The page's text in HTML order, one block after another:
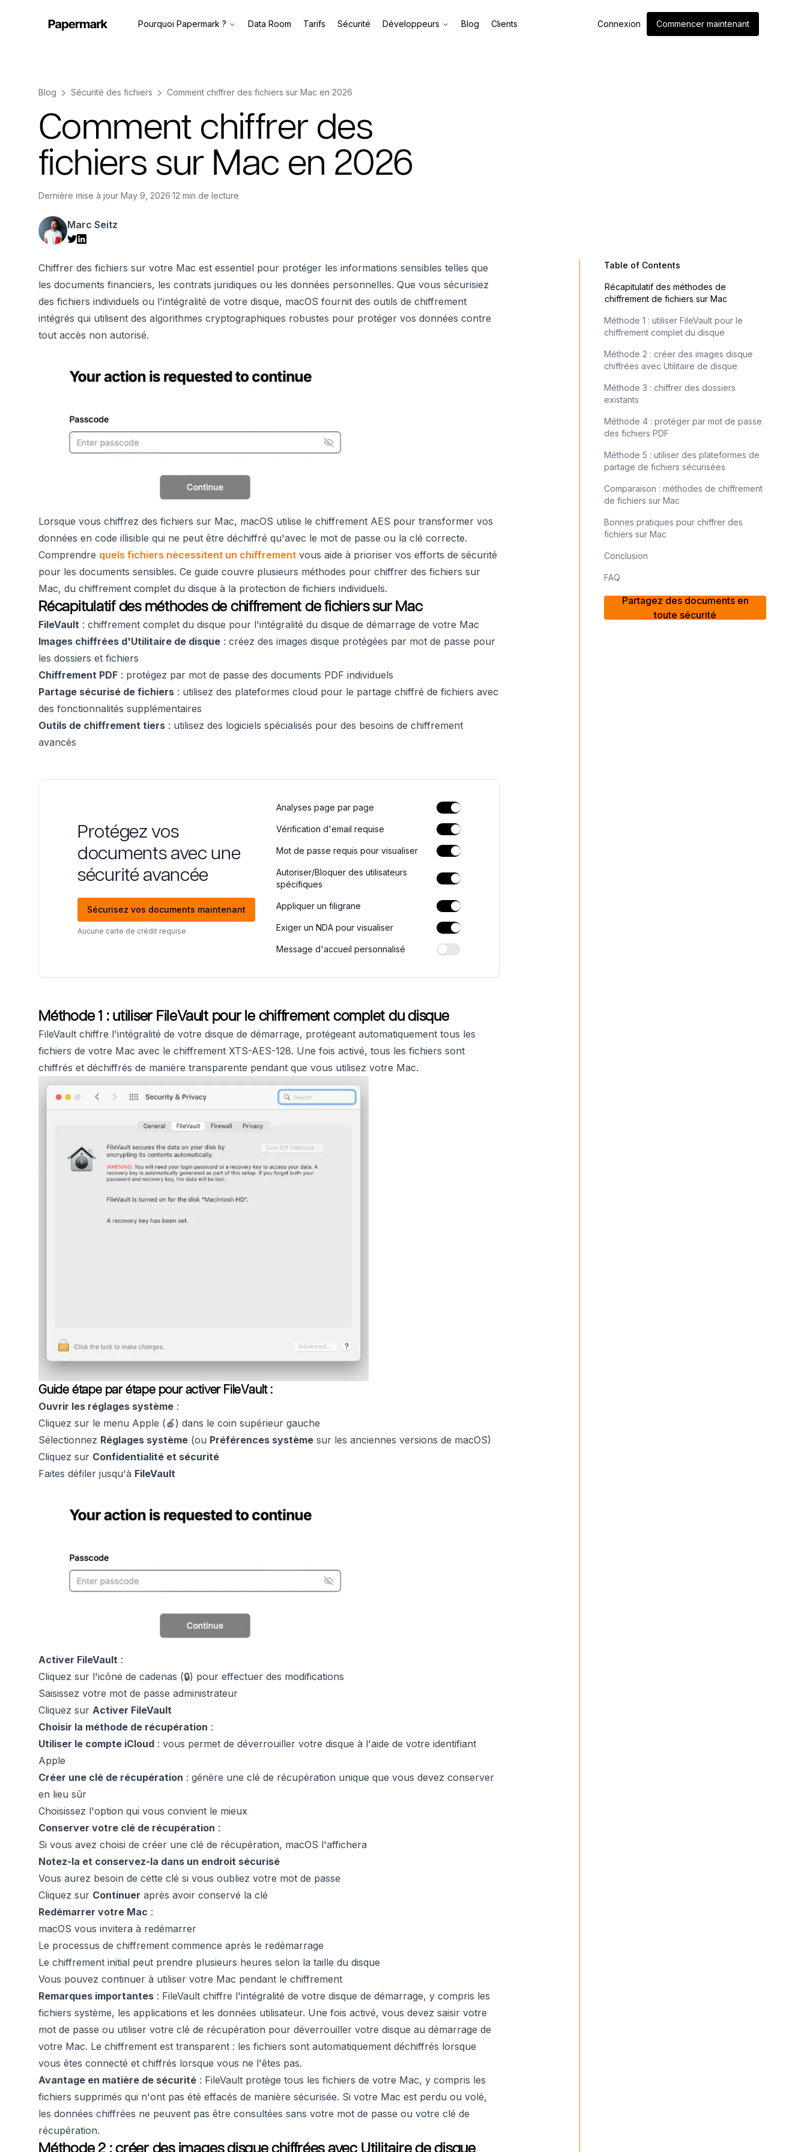
Pourquoi Papermark ? Data Room Tarifs Sécurité Développeurs Blog Clients Connexion Commencer maintenant
Blog Sécurité des fichiers Comment chiffrer des fichiers sur Mac en 2026
Comment chiffrer des
fichiers sur Mac en 2026
Dernière mise à jour May 9, 2026·12 min de lecture
Marc Seitz
Chiffrer des fichiers sur votre Mac est essentiel pour protéger les informations sensibles telles que
les documents financiers, les contrats juridiques ou les données personnelles. Que vous sécurisiez
des fichiers individuels ou l'intégralité de votre disque, macOS fournit des outils de chiffrement
intégrés qui utilisent des algorithmes cryptographiques robustes pour protéger vos données contre
tout accès non autorisé.
Lorsque vous chiffrez des fichiers sur Mac, macOS utilise le chiffrement AES pour transformer vos
données en code illisible qui ne peut être déchiffré qu'avec le mot de passe ou la clé correcte.
Comprendre quels fichiers nécessitent un chiffrement vous aide à prioriser vos efforts de sécurité
pour les documents sensibles. Ce guide couvre plusieurs méthodes pour chiffrer des fichiers sur
Mac, du chiffrement complet du disque à la protection de fichiers individuels.
Récapitulatif des méthodes de chiffrement de fichiers sur Mac
FileVault : chiffrement complet du disque pour l'intégralité du disque de démarrage de votre Mac
Images chiffrées d'Utilitaire de disque : créez des images disque protégées par mot de passe pour
les dossiers et fichiers
Chiffrement PDF : protégez par mot de passe des documents PDF individuels
Partage sécurisé de fichiers : utilisez des plateformes cloud pour le partage chiffré de fichiers avec
des fonctionnalités supplémentaires
Outils de chiffrement tiers : utilisez des logiciels spécialisés pour des besoins de chiffrement
avancés
Protégez vos
documents avec une
sécurité avancée
Sécurisez vos documents maintenant
Aucune carte de crédit requise
Analyses page par page
Vérification d'email requise
Mot de passe requis pour visualiser
Autoriser/Bloquer des utilisateurs
spécifiques
Appliquer un filigrane
Exiger un NDA pour visualiser
Message d'accueil personnalisé
Méthode 1 : utiliser FileVault pour le chiffrement complet du disque
FileVault chiffre l'intégralité de votre disque de démarrage, protégeant automatiquement tous les
fichiers de votre Mac avec le chiffrement XTS-AES-128. Une fois activé, tous les fichiers sont
chiffrés et déchiffrés de manière transparente pendant que vous utilisez votre Mac.
Guide étape par étape pour activer FileVault :
Ouvrir les réglages système :
Cliquez sur le menu Apple (🍎) dans le coin supérieur gauche
Sélectionnez Réglages système (ou Préférences système sur les anciennes versions de macOS)
Cliquez sur Confidentialité et sécurité
Faites défiler jusqu'à FileVault
Activer FileVault :
Cliquez sur l'icône de cadenas (🔒) pour effectuer des modifications
Saisissez votre mot de passe administrateur
Cliquez sur Activer FileVault
Choisir la méthode de récupération :
Utiliser le compte iCloud : vous permet de déverrouiller votre disque à l'aide de votre identifiant
Apple
Créer une clé de récupération : génère une clé de récupération unique que vous devez conserver
en lieu sûr
Choisissez l'option qui vous convient le mieux
Conserver votre clé de récupération :
Si vous avez choisi de créer une clé de récupération, macOS l'affichera
Notez-la et conservez-la dans un endroit sécurisé
Vous aurez besoin de cette clé si vous oubliez votre mot de passe
Cliquez sur Continuer après avoir conservé la clé
Redémarrer votre Mac :
macOS vous invitera à redémarrer
Le processus de chiffrement commence après le redémarrage
Le chiffrement initial peut prendre plusieurs heures selon la taille du disque
Vous pouvez continuer à utiliser votre Mac pendant le chiffrement
Remarques importantes : FileVault chiffre l'intégralité de votre disque de démarrage, y compris les
fichiers système, les applications et les données utilisateur. Une fois activé, vous devez saisir votre
mot de passe ou utiliser votre clé de récupération pour déverrouiller votre disque au démarrage de
votre Mac. Le chiffrement est transparent : les fichiers sont automatiquement déchiffrés lorsque
vous êtes connecté et chiffrés lorsque vous ne l'êtes pas.
Avantage en matière de sécurité : FileVault protège tous les fichiers de votre Mac, y compris les
fichiers supprimés qui n'ont pas été effacés de manière sécurisée. Si votre Mac est perdu ou volé,
les données chiffrées ne peuvent pas être consultées sans votre mot de passe ou votre clé de
récupération.
Méthode 2 : créer des images disque chiffrées avec Utilitaire de disque
Table of Contents
Récapitulatif des méthodes de
chiffrement de fichiers sur Mac
Méthode 1 : utiliser FileVault pour le
chiffrement complet du disque
Méthode 2 : créer des images disque
chiffrées avec Utilitaire de disque
Méthode 3 : chiffrer des dossiers
existants
Méthode 4 : protéger par mot de passe
des fichiers PDF
Méthode 5 : utiliser des plateformes de
partage de fichiers sécurisées
Comparaison : méthodes de chiffrement
de fichiers sur Mac
Bonnes pratiques pour chiffrer des
fichiers sur Mac
Conclusion
FAQ
Partagez des documents en
toute sécurité